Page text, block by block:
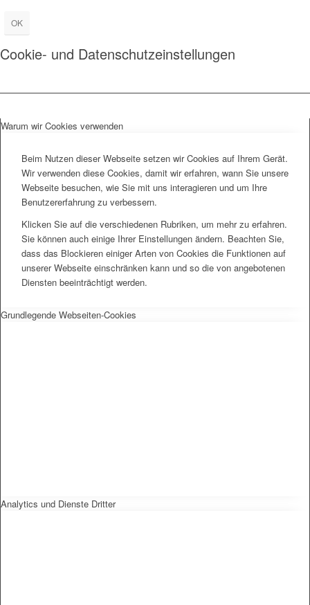
OK
Cookie- und Datenschutzeinstellungen
Warum wir Cookies verwenden
Beim Nutzen dieser Webseite setzen wir Cookies auf Ihrem Gerät.
Wir verwenden diese Cookies, damit wir erfahren, wann Sie unsere
Webseite besuchen, wie Sie mit uns interagieren und um Ihre
Benutzererfahrung zu verbessern.
Klicken Sie auf die verschiedenen Rubriken, um mehr zu erfahren.
Sie können auch einige Ihrer Einstellungen ändern. Beachten Sie,
dass das Blockieren einiger Arten von Cookies die Funktionen auf
unserer Webseite einschränken kann und so die von angebotenen
Diensten beeinträchtigt werden.
Grundlegende Webseiten-Cookies
Analytics und Dienste Dritter